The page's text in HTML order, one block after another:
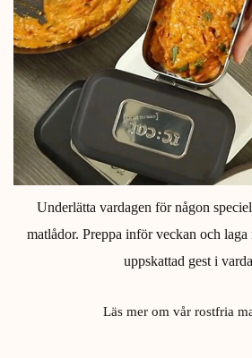
Underlätta vardagen för någon
matlådor. Preppa inför veckan och
uppskattad gest i
Läs mer om vår rostfria